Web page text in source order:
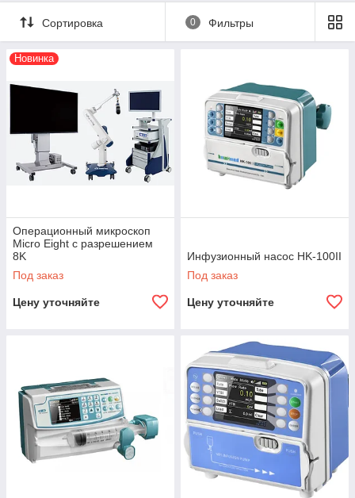
Famed Lodz
Сортировка 0 Фильтры
Новинка
Операционный микроскоп
Micro Eight с разрешением
8K
Под заказ
Цену уточняйте
Инфузионный насос HK-100II
Под заказ
Цену уточняйте